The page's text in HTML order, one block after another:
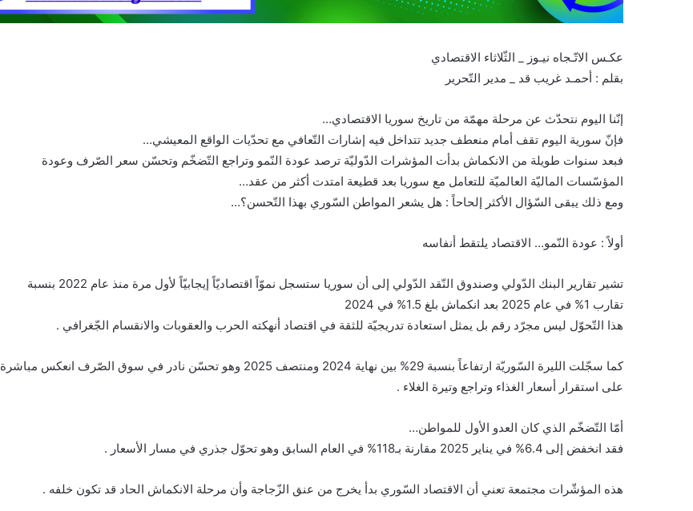
عكـس الاتّـجاه نيـوز _ الثّلاثاء الاقتصادي
بقلم : أحمـد غريب قد _ مدير التّحرير
إنّنا اليوم نتحدّث عن مرحلة مهمّة من تاريخ سوريا الاقتصادي…
فإنّ سورية اليوم تقف أمام منعطف جديد تتداخل فيه إشارات التّعافي مع تحدّيات الواقع المعيشي…
فبعد سنوات طويلة من الانكماش بدأت المؤشرات الدّوليّة ترصد عودة النّمو وتراجع التّضخّم وتحسّن سعر الصّرف وعودة
المؤسّسات الماليّة العالميّة للتعامل مع سوريا بعد قطيعة امتدت أكثر من عقد…
ومع ذلك يبقى السّؤال الأكثر إلحاحاً : هل يشعر المواطن السّوري بهذا التّحسن؟…
أولاً : عودة النّمو… الاقتصاد يلتقط أنفاسه
تشير تقارير البنك الدّولي وصندوق النّقد الدّولي إلى أن سوريا ستسجل نموّاً اقتصاديّاً إيجابيّاً لأول مرة منذ عام 2022 بنسبة
تقارب 1% في عام 2025 بعد انكماش بلغ 1.5% في 2024
هذا التّحوّل ليس مجرّد رقم بل يمثل استعادة تدريجيّة للثقة في اقتصاد أنهكته الحرب والعقوبات والانقسام الجّغرافي .
كما سجّلت الليرة السّوريّة ارتفاعاً بنسبة 29% بين نهاية 2024 ومنتصف 2025 وهو تحسّن نادر في سوق الصّرف انعكس مباشرة
على استقرار أسعار الغذاء وتراجع وتيرة الغلاء .
أمّا التّضخّم الذي كان العدو الأول للمواطن…
فقد انخفض إلى 6.4% في يناير 2025 مقارنة بـ118% في العام السابق وهو تحوّل جذري في مسار الأسعار .
هذه المؤشّرات مجتمعة تعني أن الاقتصاد السّوري بدأ يخرج من عنق الزّجاجة وأن مرحلة الانكماش الحاد قد تكون خلفه .